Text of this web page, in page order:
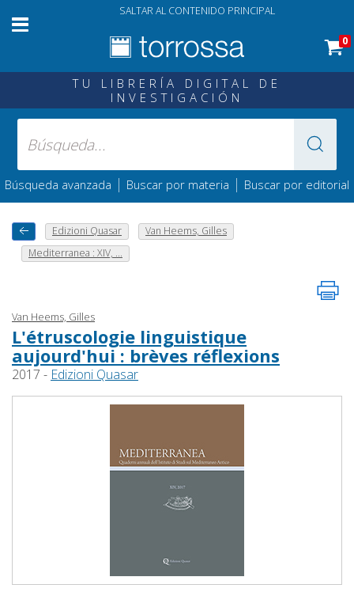
SALTAR AL CONTENIDO PRINCIPAL
0
TU LIBRERÍA DIGITAL DE
INVESTIGACIÓN
Búsqueda avanzada | Buscar por materia | Buscar por editorial
Edizioni Quasar
Van Heems, Gilles
Mediterranea : XIV, ...
Van Heems, Gilles
L'étruscologie linguistique
aujourd'hui : brèves réflexions
2017 - Edizioni Quasar